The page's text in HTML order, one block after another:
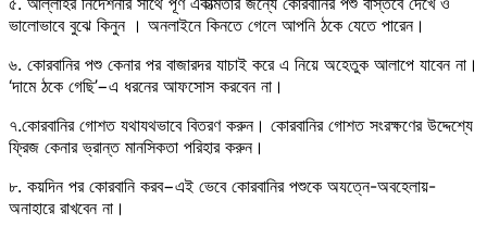
ভালোভাবে বুঝে কিনুন । অনলাইনে কিনতে গেলে আপনি ঠকে যেতে পারেন।
৬. কোরবানির পশু কেনার পর বাজারদর যাচাই করে এ নিয়ে অহেতুক আলাপে যাবেন না।
‘দামে ঠকে গেছি’−এ ধরনের আফসোস করবেন না।
৭.কোরবানির গোশত যথাযথভাবে বিতরণ করুন। কোরবানির গোশত সংরক্ষণের উদ্দেশ্যে
ফ্রিজ কেনার ভ্রান্ত মানসিকতা পরিহার করুন।
৮. কয়দিন পর কোরবানি করব−এই ভেবে কোরবানির পশুকে অযত্নে-অবহেলায়-
অনাহারে রাখবেন না।